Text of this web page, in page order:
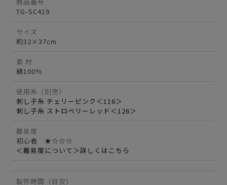
TG-SC419
サイズ
約32×37cm
素 材
綿100％
使用糸（別売）
刺し子糸 チェリーピンク＜116＞
刺し子糸 ストロベリーレッド＜126＞
難易度
初心者 ★☆☆☆
＜難易度について＞詳しくはこちら
製作時間（目安）